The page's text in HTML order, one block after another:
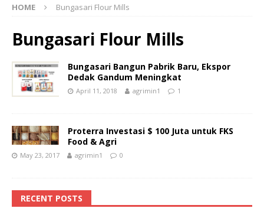
HOME Bungasari Flour Mills
Bungasari Flour Mills
Bungasari Bangun Pabrik Baru, Ekspor
Dedak Gandum Meningkat
April 11, 2018 agrimin1 1
Proterra Investasi $ 100 Juta untuk FKS
Food & Agri
May 23, 2017 agrimin1 0
RECENT POSTS